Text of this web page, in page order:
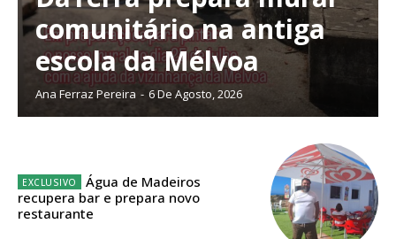
Escolha o plano
DIGITAL ANUAL
16
comunitário na antiga
escola da Mélvoa
Ana Ferraz Pereira - 6 De Agosto, 2026
Água de Madeiros
recupera bar e prepara novo
restaurante